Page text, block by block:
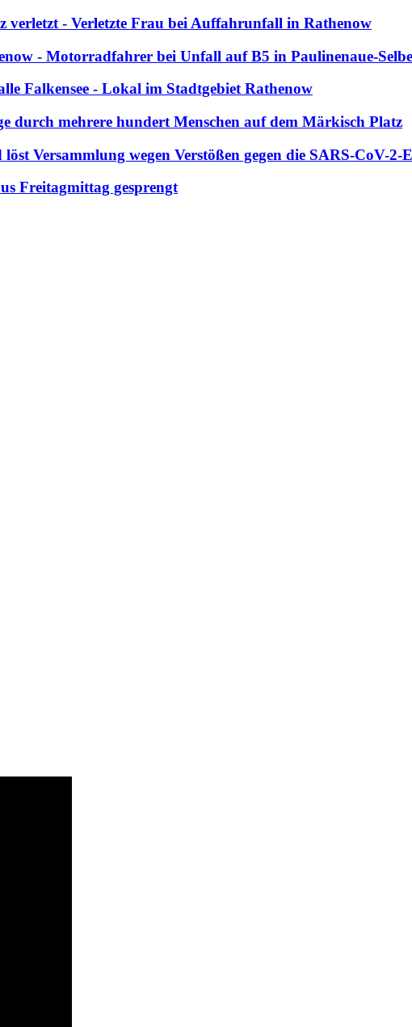
- Verletzte Frau bei Auffahrunfall in Rathenow
- Motorradfahrer bei Unfall auf B5 in Paulinenaue-
Falkensee - Lokal im Stadtgebiet Rathenow
durch mehrere hundert Menschen auf dem Märkisch Platz
Versammlung wegen Verstößen gegen die SARS-CoV-
Freitagmittag gesprengt